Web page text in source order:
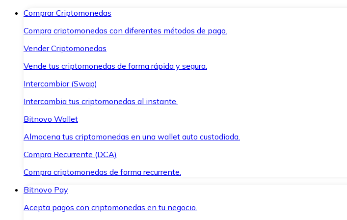
Comprar Criptomonedas
Compra criptomonedas con diferentes métodos de pago.
Vender Criptomonedas
Vende tus criptomonedas de forma rápida y segura.
Intercambiar (Swap)
Intercambia tus criptomonedas al instante.
Bitnovo Wallet
Almacena tus criptomonedas en una wallet auto custodiada.
Compra Recurrente (DCA)
Compra criptomonedas de forma recurrente.
Bitnovo Pay
Acepta pagos con criptomonedas en tu negocio.